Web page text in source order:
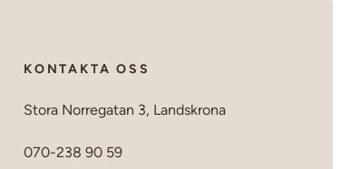
KONTAKTA OSS
Stora Norregatan 3, Landskrona
070-238 90 59